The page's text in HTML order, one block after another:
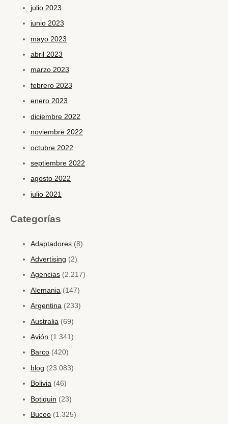
julio 2023
junio 2023
mayo 2023
abril 2023
marzo 2023
febrero 2023
enero 2023
diciembre 2022
noviembre 2022
octubre 2022
septiembre 2022
agosto 2022
julio 2021
Categorías
Adaptadores (8)
Advertising (2)
Agencias (2.217)
Alemania (147)
Argentina (233)
Australia (69)
Avión (1.341)
Barco (420)
blog (23.083)
Bolivia (46)
Botiquin (23)
Buceo (1.325)